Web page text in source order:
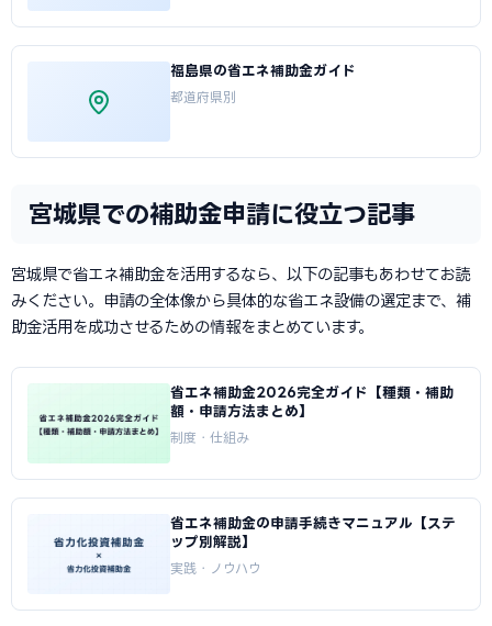
福島県の省エネ補助金ガイド
都道府県別
宮城県での補助金申請に役立つ記事
宮城県で省エネ補助金を活用するなら、以下の記事もあわせてお読
みください。申請の全体像から具体的な省エネ設備の選定まで、補
助金活用を成功させるための情報をまとめています。
省エネ補助金2026完全ガイド【種類・補助
額・申請方法まとめ】
制度・仕組み
省エネ補助金の申請手続きマニュアル【ステ
ップ別解説】
実践・ノウハウ